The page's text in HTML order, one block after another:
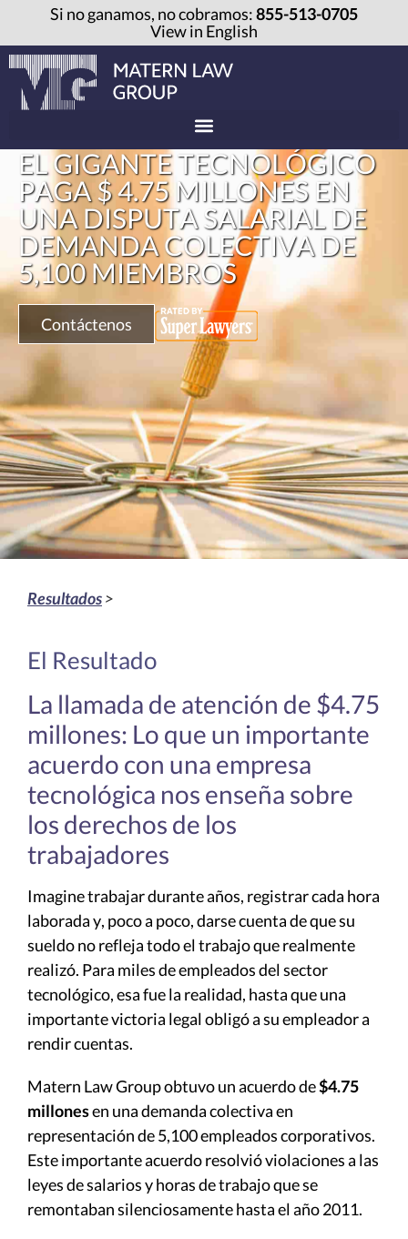
Si no ganamos, no cobramos:855-513-0705
View in English
EL GIGANTE TECNOLÓGICO
PAGA $ 4.75 MILLONES EN
UNA DISPUTA SALARIAL DE
DEMANDA COLECTIVA DE
5,100 MIEMBROS
Contáctenos
Resultados>
El Resultado
La llamada de atención de $4.75
millones: Lo que un importante
acuerdo con una empresa
tecnológica nos enseña sobre
los derechos de los
trabajadores
Imagine trabajar durante años, registrar cada hora
laborada y, poco a poco, darse cuenta de que su
sueldo no refleja todo el trabajo que realmente
realizó. Para miles de empleados del sector
tecnológico, esa fue la realidad, hasta que una
importante victoria legal obligó a su empleador a
rendir cuentas.
Matern Law Group obtuvo un acuerdo de$4.75
millonesen una demanda colectiva en
representación de 5,100 empleados corporativos.
Este importante acuerdo resolvió violaciones a las
leyes de salarios y horas de trabajo que se
remontaban silenciosamente hasta el año 2011.